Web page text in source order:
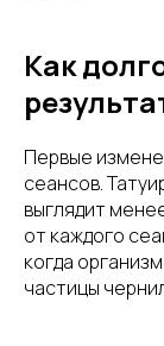
Как
Первые
сеансов.
выглядит
от каждого
когда
частицы